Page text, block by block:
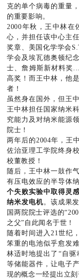
克的单个病毒的重量
的重要影响。
2000年秋，王中林在
心，并担任该中心主
奖章、美国化学学会
学会及埃瓦德奥顿纪
士、詹姆斯新材料奖
高奖！而王中林，他
者！
虽然身在国外，但王
王中林担任国家纳米
究能力及对纳米能源
院士！
两年后的2004年，王
佐治亚理工学院终身
校董教授！
随后，王中林一鼓作
有压电效应的半导体
个失败实验中取得灵
纳米发电机。该成果
国两院院士评选的
之父”自此闻名于世！
随着时间进入21世纪
笨重的电池似乎愈发
林适时地提出了“自
等储能器件，让电子
现的概念一经提出立刻